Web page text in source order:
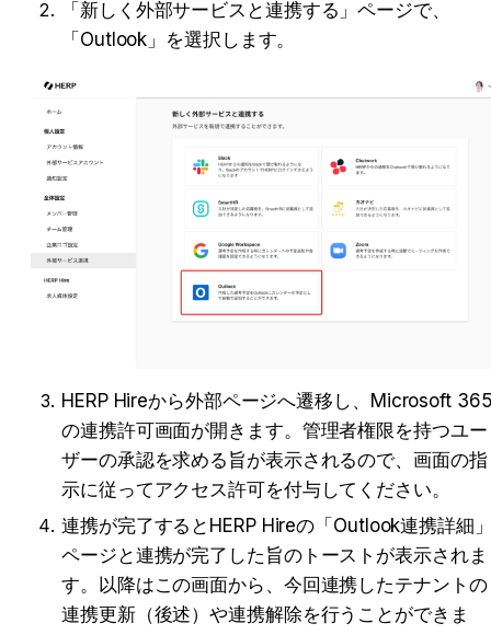
「新しく外部サービスと連携する」ページで、
「Outlook」を選択します。
HERP Hireから外部ページへ遷移し、Microsoft
の連携許可画面が開きます。管理者権限を持つユー
ザーの承認を求める旨が表示されるので、画面の指
示に従ってアクセス許可を付与してください。
連携が完了するとHERP Hireの「Outlook連携詳細
ページと連携が完了した旨のトーストが表示されま
す。以降はこの画面から、今回連携したテナントの
連携更新（後述）や連携解除を行うことができま